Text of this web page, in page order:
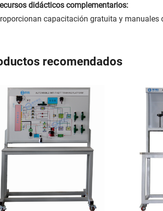
didácticos complementarios:
capacitación gratuita y manuales
recomendados